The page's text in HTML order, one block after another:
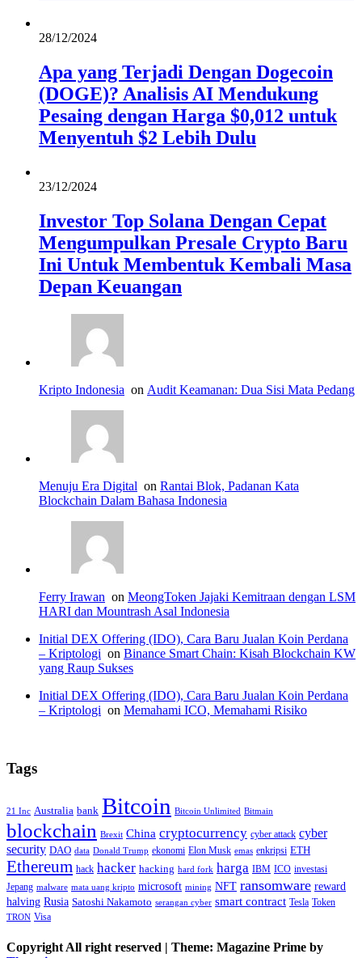
28/12/2024
Apa yang Terjadi Dengan Dogecoin
(DOGE)? Analisis AI Mendukung
Pesaing dengan Harga $0,012 untuk
Menyentuh $2 Lebih Dulu
23/12/2024
Investor Top Solana Dengan Cepat
Mengumpulkan Presale Crypto Baru
Ini Untuk Membentuk Kembali Masa
Depan Keuangan
Kripto Indonesia on Audit Keamanan: Dua Sisi Mata Pedang
Menuju Era Digital on Rantai Blok, Padanan Kata
Blockchain Dalam Bahasa Indonesia
Ferry Irawan on MeongToken Jajaki Kemitraan dengan LSM
HARI dan Mountrash Asal Indonesia
Initial DEX Offering (IDO), Cara Baru Jualan Koin Perdana
– Kriptologi on Binance Smart Chain: Kisah Blockchain KW
yang Raup Sukses
Initial DEX Offering (IDO), Cara Baru Jualan Koin Perdana
– Kriptologi on Memahami ICO, Memahami Risiko
Tags
21 Inc Australia bank Bitcoin Bitcoin Unlimited Bitmain
blockchain Brexit China cryptocurrency cyber attack cyber
security DAO data Donald Trump ekonomi Elon Musk emas enkripsi ETH
Ethereum hack hacker hacking hard fork harga IBM ICO investasi
Jepang malware mata uang kripto microsoft mining NFT ransomware reward
halving Rusia Satoshi Nakamoto serangan cyber smart contract Tesla Token
TRON Visa
Copyright All right reserved | Theme: Magazine Prime by